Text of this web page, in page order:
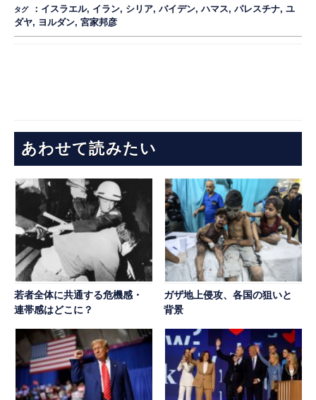
タグ ： イスラエル, イラン, シリア,バイデン,ハマス,パレスチナ,ユ
ダヤ, ヨルダン,宮家邦彦
あわせて読みたい
若者全体に共通する危機感・
連帯感はどこに？
ガザ地上侵攻、各国の狙いと
背景